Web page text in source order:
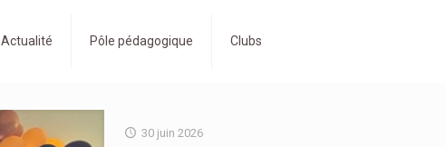
Actualité Pôle pédagogique Clubs
30 juin 2026